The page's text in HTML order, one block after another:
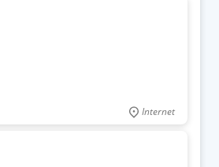
Internet